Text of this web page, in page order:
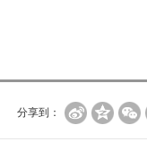
分享到：